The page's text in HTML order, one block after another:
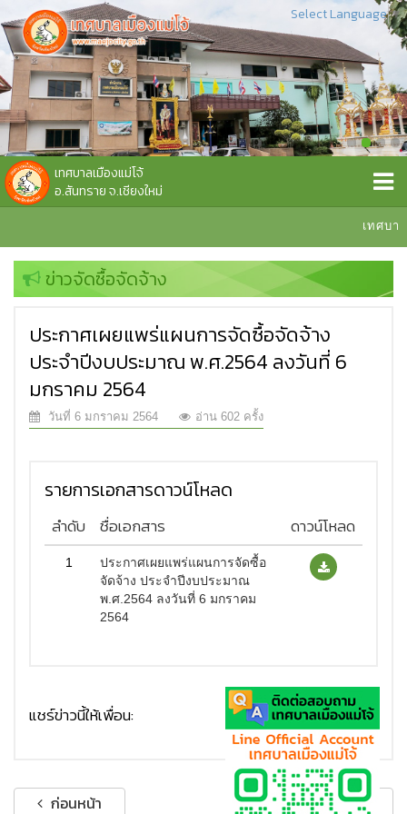
เทศบาลเมืองแม่โจ้
อ.สันทราย จ.เชียงใหม่
เทศบา
Select Language▼
ข่าวจัดซื้อจัดจ้าง
ประกาศเผยแพร่แผนการจัดซื้อจัดจ้าง
ประจำปีงบประมาณ พ.ศ.2564 ลงวันที่ 6
มกราคม 2564
วันที่ 6 มกราคม 2564 อ่าน 602 ครั้ง
รายการเอกสารดาวน์โหลด
ลำดับ ชื่อเอกสาร ดาวน์โหลด
1
ประกาศเผยแพร่แผนการจัดซื้อ
จัดจ้าง ประจำปีงบประมาณ
พ.ศ.2564 ลงวันที่ 6 มกราคม
2564
แชร์ข่าวนี้ให้เพื่อน:
ก่อนหน้า ถัดไป